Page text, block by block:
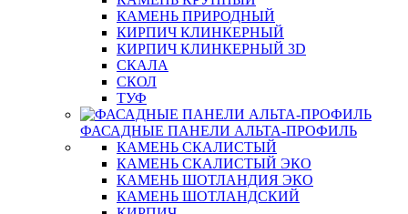
КАМЕНЬ ПРИРОДНЫЙ
КИРПИЧ КЛИНКЕРНЫЙ
КИРПИЧ КЛИНКЕРНЫЙ 3D
СКАЛА
СКОЛ
ТУФ
ФАСАДНЫЕ ПАНЕЛИ АЛЬТА-ПРОФИЛЬ
КАМЕНЬ СКАЛИСТЫЙ
КАМЕНЬ СКАЛИСТЫЙ ЭКО
КАМЕНЬ ШОТЛАНДИЯ ЭКО
КАМЕНЬ ШОТЛАНДСКИЙ